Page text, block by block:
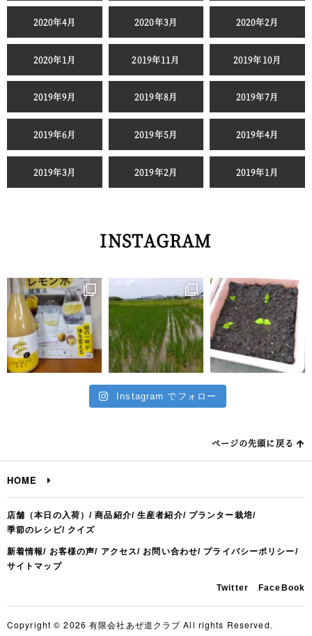
2020年4月 2020年3月 2020年2月
2020年1月 2019年11月 2019年10月
2019年9月 2019年8月 2019年7月
2019年6月 2019年5月 2019年4月
2019年3月 2019年2月 2019年1月
INSTAGRAM
Instagram でフォロー
ページの先頭に戻る
HOME
店舗（本日の入荷） 商品紹介 生産者紹介
プランター栽培
季節のレシピ
クイズ
新着情報 お客様の声 アクセス お問い合わせ
プライバシーポリシー
サイトマップ
Twitter FaceBook
Copyright © 2026 有限会社あぜ道クラブ All rights Reserved.